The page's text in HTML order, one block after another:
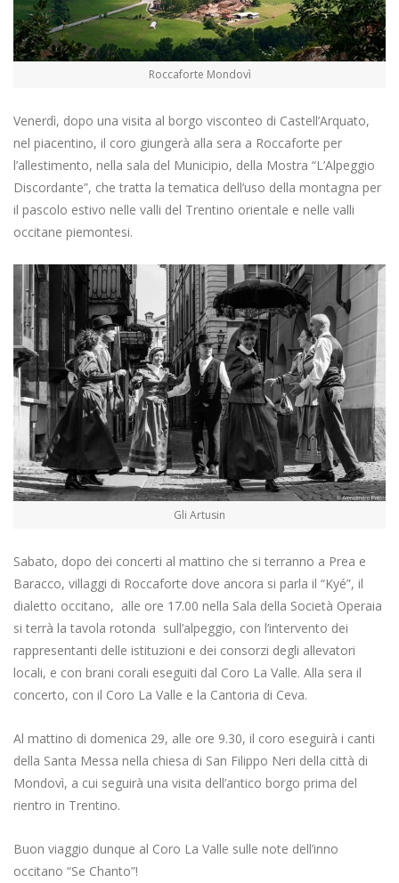
Roccaforte Mondovì
Venerdì, dopo una visita al borgo visconteo di Castell’Arquato,
nel piacentino, il coro giungerà alla sera a Roccaforte per
l’allestimento, nella sala del Municipio, della Mostra “L’Alpeggio
Discordante”, che tratta la tematica dell’uso della montagna per
il pascolo estivo nelle valli del Trentino orientale e nelle valli
occitane piemontesi.
Gli Artusin
Sabato, dopo dei concerti al mattino che si terranno a Prea e
Baracco, villaggi di Roccaforte dove ancora si parla il “Kyé”, il
dialetto occitano, alle ore 17.00 nella Sala della Società Operaia
si terrà la tavola rotonda sull’alpeggio, con l’intervento dei
rappresentanti delle istituzioni e dei consorzi degli allevatori
locali, e con brani corali eseguiti dal Coro La Valle. Alla sera il
concerto, con il Coro La Valle e la Cantoria di Ceva.
Al mattino di domenica 29, alle ore 9.30, il coro eseguirà i canti
della Santa Messa nella chiesa di San Filippo Neri della città di
Mondovì, a cui seguirà una visita dell’antico borgo prima del
rientro in Trentino.
Buon viaggio dunque al Coro La Valle sulle note dell’inno
occitano “Se Chanto”!